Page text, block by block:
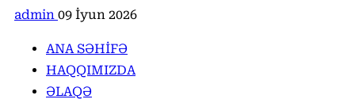
admin 09 İyun 2026
ANA SƏHİFƏ
HAQQIMIZDA
ƏLAQƏ